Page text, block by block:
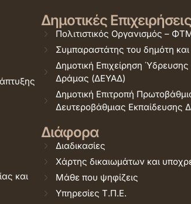
και
Δημοτικές
Πολιτιστικός Οργανισμός –
Συμπαραστάτης του δημότη και
Δημοτική Επιχείρηση
Δράμας (ΔΕΥΑΔ)
Δημοτική Επιτροπή
Δευτεροβάθμιας Εκπαίδευσης
Διάφορα
Διαδικασίες
Χάρτης δικαιωμάτων και
Μάθε που ψηφίζεις
Υπηρεσίες Τ.Π.Ε.